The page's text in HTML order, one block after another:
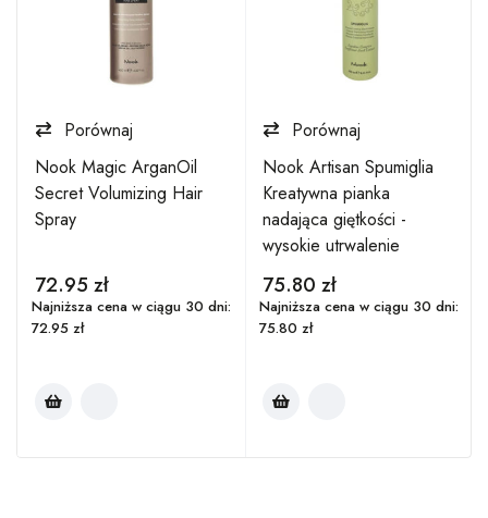
Porównaj
Nook Magic ArganOil
Secret Volumizing Hair
Spray
72.95 zł
Najniższa cena w ciągu 30 dni:
72.95 zł
Porównaj
Nook Artisan Spumiglia
Kreatywna pianka
nadająca giętkości -
wysokie utrwalenie
75.80 zł
Najniższa cena w ciągu 30 dni:
75.80 zł